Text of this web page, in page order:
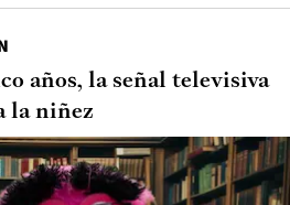
años, la señal televisiva
la niñez